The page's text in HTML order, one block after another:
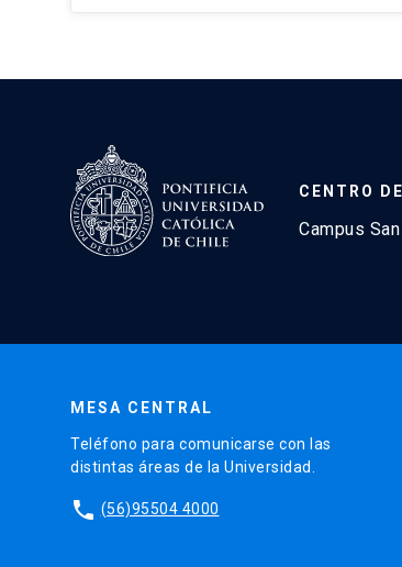
CENTRO
Campus
MESA CENTRAL
Teléfono para comunicarse con las
distintas áreas de la Universidad.
phone (56)95504 4000